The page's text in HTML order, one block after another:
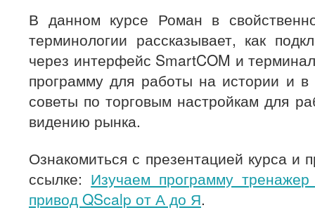
В данном курсе Роман в
терминологии рассказывает, как
через интерфейс SmartCOM и
программу для работы на истории и
советы по торговым настройкам для
видению рынка.
Ознакомиться с презентацией курса и
ссылке: Изучаем программу
привод QScalp от А до Я.